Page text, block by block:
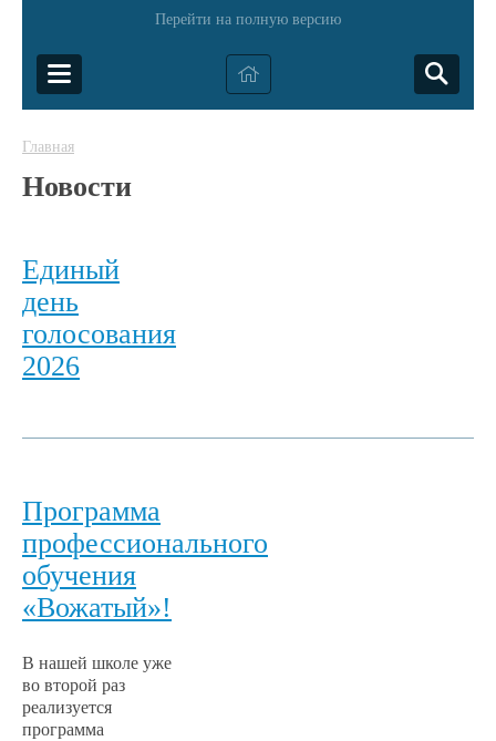
Перейти на полную версию
Главная
Новости
Единый
день
голосования
2026
Программа
профессионального
обучения
«Вожатый»!
В нашей школе уже
во второй раз
реализуется
программа